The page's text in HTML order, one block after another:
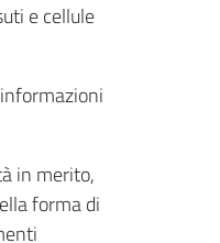
e cellule
in merito,
forma di